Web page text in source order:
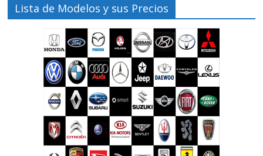
Lista de Modelos y sus Precios